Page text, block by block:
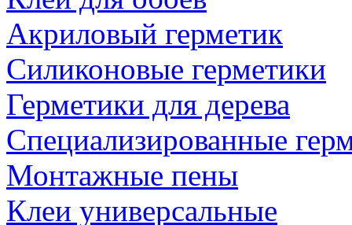
Акриловый герметик
Силиконовые герметики
Герметики для дерева
Специализированные
Монтажные пены
Клеи универсальные